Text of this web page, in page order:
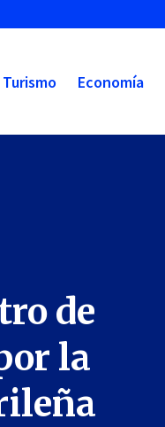
Turismo Economía
de
la